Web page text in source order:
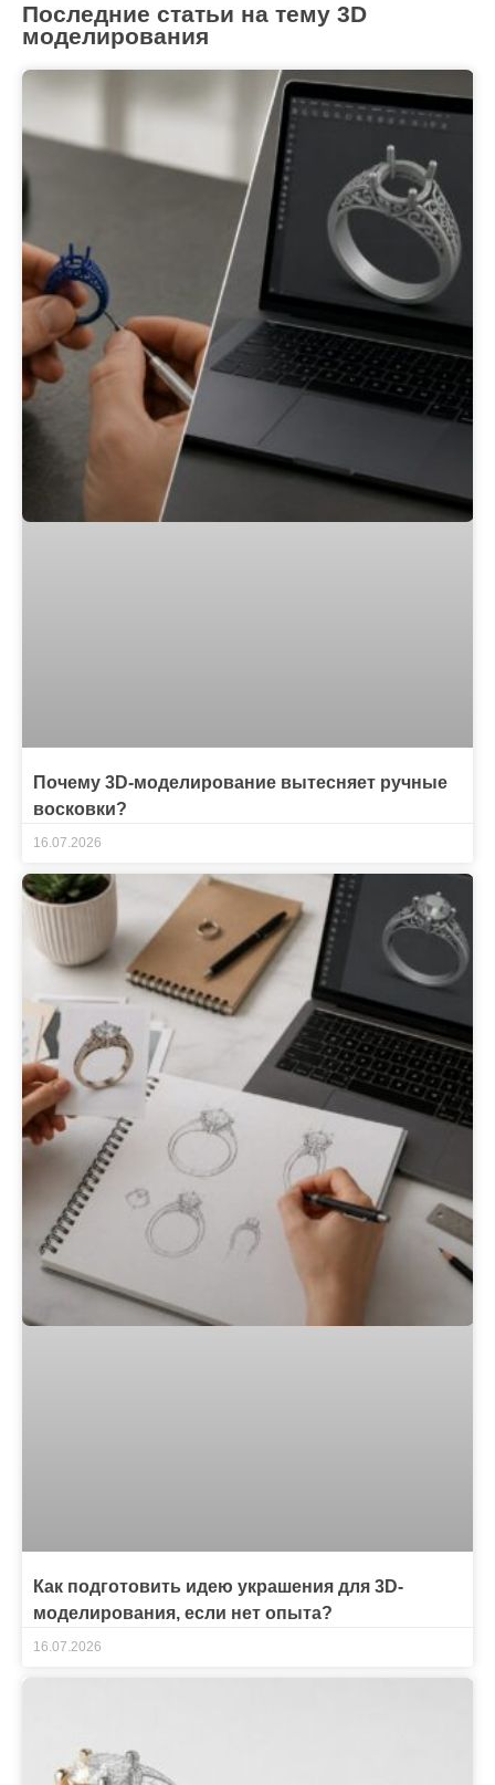
Последние статьи на тему 3D
моделирования
Почему 3D-моделирование вытесняет ручные
восковки?
16.07.2026
Как подготовить идею украшения для 3D-
моделирования, если нет опыта?
16.07.2026